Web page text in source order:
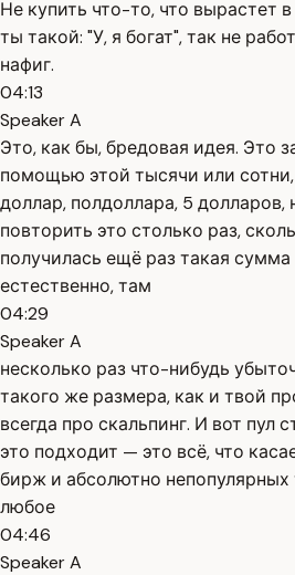
Не купить что-то, что вырастет
ты такой: "У, я богат", так не
нафиг.
04:13
Speaker A
Это, как бы, бредовая идея. Это
помощью этой тысячи или сотни,
доллар, полдоллара, 5 долларов,
повторить это столько раз,
получилась ещё раз такая
естественно, там
04:29
Speaker A
несколько раз что-нибудь
такого же размера, как и твой
всегда про скальпинг. И вот пул
это подходит — это всё, что
бирж и абсолютно непопулярных
любое
04:46
Speaker A